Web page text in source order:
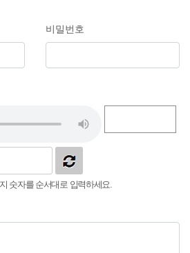
비밀번호
숫자를 순서대로 입력하세요.